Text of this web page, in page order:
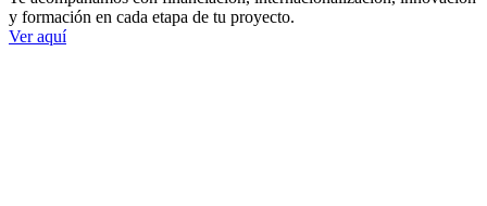
y formación en cada etapa de tu proyecto.
Ver aquí